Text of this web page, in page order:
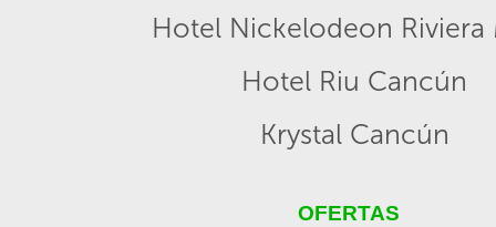
Hotel Nickelodeon Riviera
Hotel Riu Cancún
Krystal Cancún
OFERTAS